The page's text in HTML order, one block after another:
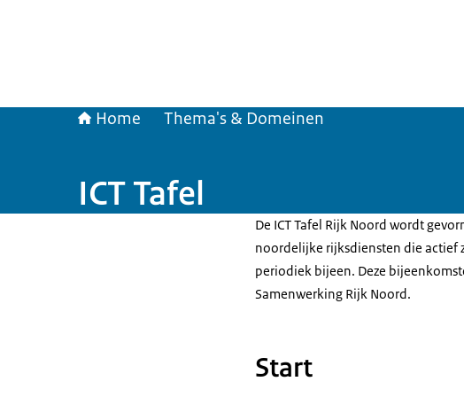
Home Thema's & Domeinen
ICT Tafel
De ICT Tafel Rijk Noord wordt
noordelijke rijksdiensten die actief
periodiek bijeen. Deze
Samenwerking Rijk Noord.
Start